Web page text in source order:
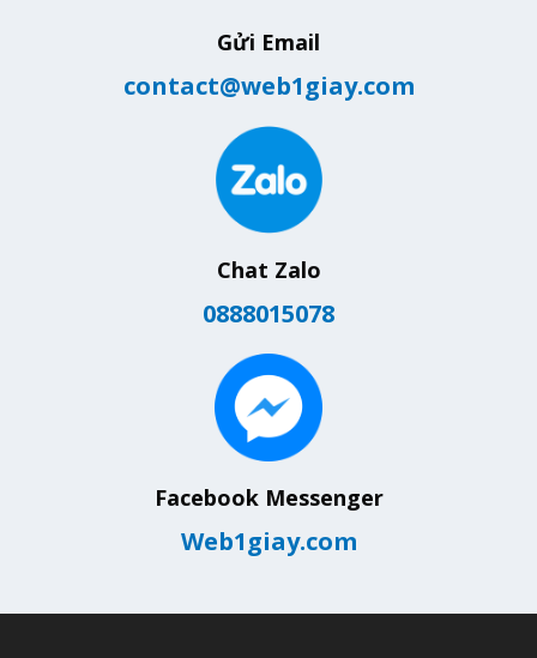
Gửi Email
contact@web1giay.com
Chat Zalo
0888015078
Facebook Messenger
Web1giay.com